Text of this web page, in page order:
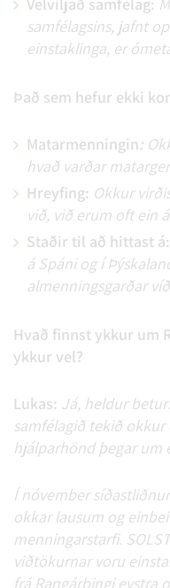
samfélagsins, jafnt
einstaklinga, er
Það sem hefur ekki
Matarmenningin:
hvað varðar
Hreyfing: Okkur
við, við erum oft ein
Staðir til að hittast á:
á Spáni og í
almenningsgarðar
Hvað finnst ykkur um
ykkur vel?
Lukas: Já, heldur
samfélagið tekið
hjálparhönd þegar um
Í nóvember
okkar lausum og
menningarstarfi.
viðtökurnar voru
frá Rangárþingi eystra